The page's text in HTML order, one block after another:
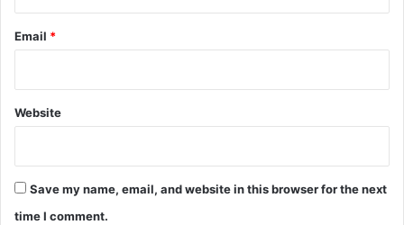
Email *
Website
Save my name, email, and website in this browser for the next
time I comment.